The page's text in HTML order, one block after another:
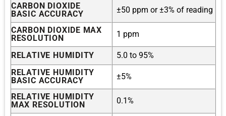
CARBON DIOXIDE
BASIC ACCURACY
±50 ppm or ±3% of reading
CARBON DIOXIDE MAX
RESOLUTION
1 ppm
RELATIVE HUMIDITY
5.0 to 95%
RELATIVE HUMIDITY
BASIC ACCURACY
±5%
RELATIVE HUMIDITY
MAX RESOLUTION
0.1%